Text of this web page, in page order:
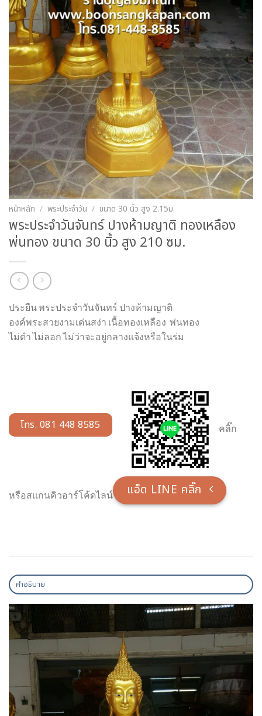
หน้าหลัก / พระประจำวัน / ขนาด 30 นิ้ว สูง 2.15ม.
พระประจำวันจันทร์ ปางห้ามญาติ ทองเหลือง
พ่นทอง ขนาด 30 นิ้ว สูง 210 ซม.
ประยืน พระประจำวันจันทร์ ปางห้ามญาติ
องค์พระสวยงามเด่นสง่า เนื้อทองเหลือง พ่นทอง
ไม่ดำ ไม่ลอก ไม่ว่าจะอยู่กลางแจ้งหรือในร่ม
โทร. 081 448 8585 คลิ๊ก
หรือสแกนคิวอาร์โค้ดไลน์ แอ็ด LINE คลิ๊ก
คำอธิบาย